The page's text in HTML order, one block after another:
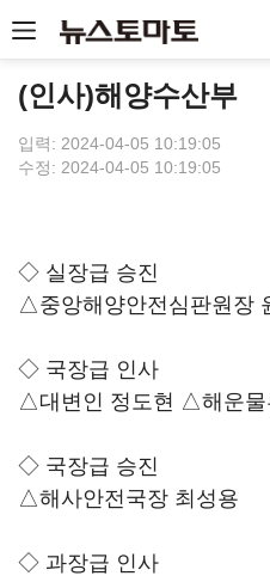
(인사)해양수산부
입력: 2024-04-05 10:19:05
수정: 2024-04-05 10:19:05
◇ 실장급 승진
△중앙해양안전심판원장
◇ 국장급 인사
△대변인 정도현 △해운물
◇ 국장급 승진
△해사안전국장 최성용
◇ 과장급 인사